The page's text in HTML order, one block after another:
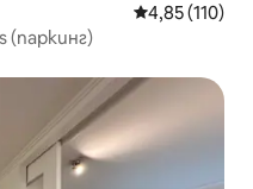
Средна
4,85 (110)
(паркинг)